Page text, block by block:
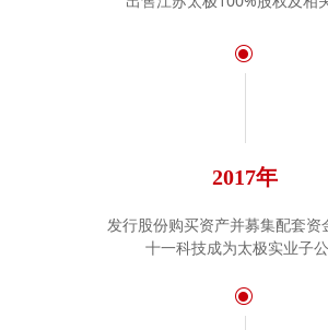
ꀉ
ꀉ
2017年
发行股份购买资产并募集配套资
十一科技成为太极实业子